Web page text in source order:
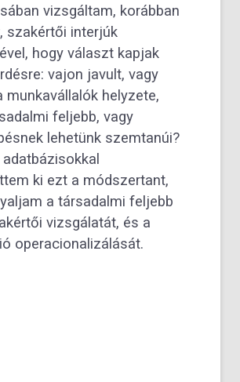
vizsgáltam, korábban
szakértői interjúk
hogy választ kapjak
vajon javult, vagy
munkavállalók helyzete,
feljebb, vagy
lehetünk szemtanúi?
ki ezt a módszertant,
a társadalmi feljebb
vizsgálatát, és a
operacionalizálását.